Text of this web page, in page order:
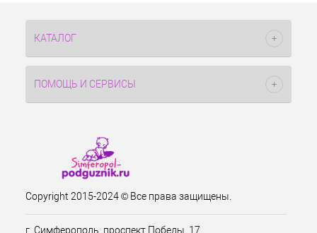
КАТАЛОГ
ПОМОЩЬ И СЕРВИСЫ
Copyright 2015-2024 © Все права защищены.
г. Симферополь, проспект Победы, 17